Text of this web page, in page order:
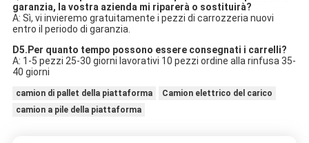
garanzia, la vostra azienda mi riparerà o sostituirà?
A: Sì, vi invieremo gratuitamente i pezzi di carrozzeria nuovi
entro il periodo di garanzia.
D5.Per quanto tempo possono essere consegnati i carrelli?
A: 1-5 pezzi 25-30 giorni lavorativi 10 pezzi ordine alla rinfusa 35-
40 giorni
camion di pallet della piattaforma
Camion elettrico del carico
camion a pile della piattaforma